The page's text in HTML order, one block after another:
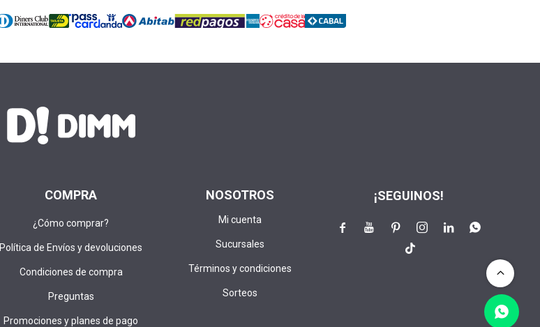
COMPRA
¿Cómo comprar?
Política de Envíos y devoluciones
Condiciones de compra
Preguntas
Promociones y planes de pago
NOSOTROS
Mi cuenta
Sucursales
Términos y condiciones
Sorteos
¡SEGUINOS!
    

